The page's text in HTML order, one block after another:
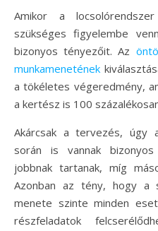
Amikor a
szükséges figyelembe
bizonyos tényezőit. Az
munkamenetének
a tökéletes végeredmény,
a kertész is 100
Akárcsak a tervezés, úgy
során is vannak
jobbnak tartanak, míg
Azonban az tény, hogy a
menete szinte minden
részfeladatok